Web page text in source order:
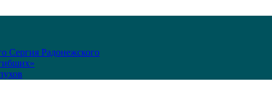
Сергия Радонежского